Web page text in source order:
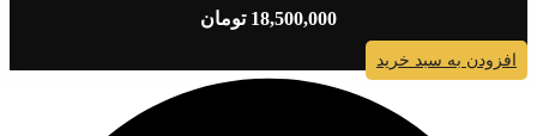
18,500,000 تومان
افزودن به سبد خرید